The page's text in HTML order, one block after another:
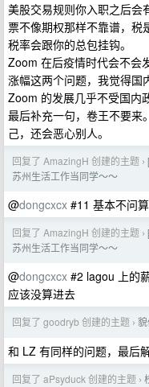
美股交易规则你入职之后会
票不像期权那样不靠谱，税
税率会跟你的总包挂钩。
Zoom 在后疫情时代会不会
涨幅这两个问题，我觉得国
Zoom 的发展几乎不受国内
最后补充一句，卷王不要来
己，还会恶心别人。
回复了 AmazingH 创建的主题 ›
苏州生活工作当同学～～
@dongcxcx #11 基本不问
回复了 AmazingH 创建的主题 ›
苏州生活工作当同学～～
@dongcxcx #2 lagou 上的
应该没算进去
回复了 goodryb 创建的主题 ›
和 LZ 有同样的问题，最后
回复了 aPsyduck 创建的主题 ›